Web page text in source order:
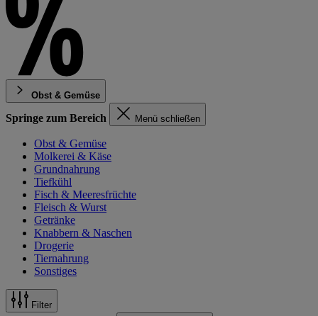
Obst & Gemüse
Springe zum Bereich Menü schließen
Obst & Gemüse
Molkerei & Käse
Grundnahrung
Tiefkühl
Fisch & Meeresfrüchte
Fleisch & Wurst
Getränke
Knabbern & Naschen
Drogerie
Tiernahrung
Sonstiges
Filter